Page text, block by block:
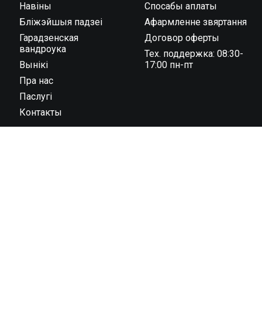
Навіны
Бліжэйшыя падзеі
Гарадзенская
вандроука
Вынікі
Пра нас
Паслугі
Контакты
Спосабы аплаты
Афармленне звяртання
Договор оферты
Тех. поддержка: 08:30-
17:00 пн-пт